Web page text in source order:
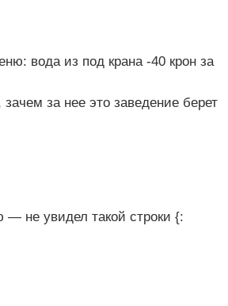
вода из под крана -40 крон за
за нее это заведение берет
не увидел такой строки {: